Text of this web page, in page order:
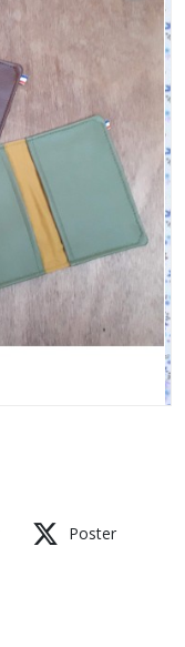
Poster